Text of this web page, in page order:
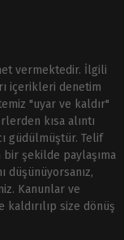
vermektedir. İlgili
içerikleri denetim
"uyar ve kaldır"
kısa alıntı
güdülmüştür. Telif
bir şekilde paylaşıma
düşünüyorsanız,
Kanunlar ve
size dönüş